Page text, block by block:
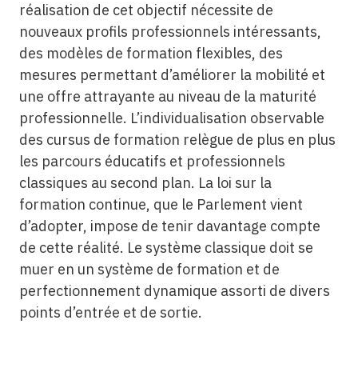
réalisation de cet objectif nécessite de
nouveaux profils professionnels intéressants,
des modèles de formation flexibles, des
mesures permettant d’améliorer la mobilité et
une offre attrayante au niveau de la maturité
professionnelle. L’individualisation observable
des cursus de formation relègue de plus en plus
les parcours éducatifs et professionnels
classiques au second plan. La loi sur la
formation continue, que le Parlement vient
d’adopter, impose de tenir davantage compte
de cette réalité. Le système classique doit se
muer en un système de formation et de
perfectionnement dynamique assorti de divers
points d’entrée et de sortie.